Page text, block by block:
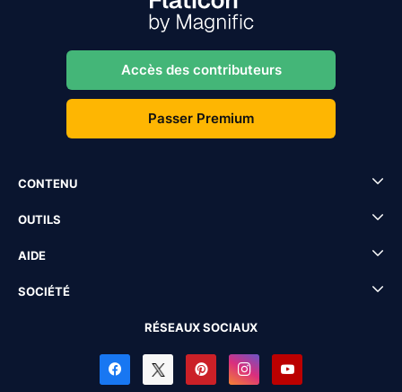
Accès des contributeurs
Passer Premium
CONTENU
OUTILS
AIDE
SOCIÉTÉ
RÉSEAUX SOCIAUX